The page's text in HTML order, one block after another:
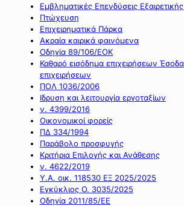
Εμβληματικές Επενδύσεις
Πτώχευση
Επιχειρηματικά Πάρκα
Ακραία καιρικά φαινόμενα
Οδηγία 89/106/ΕΟΚ
Καθαρό εισόδημα επιχειρήσεων Έσοδα
επιχειρήσεων
ΠΟΛ 1036/2006
Ιδρυση και λειτουργία εργοταξίων
ν. 4399/2016
Οικονομικοί φορείς
ΠΔ 334/1994
Παράβολο προσφυγής
Κριτήρια Επιλογής και Ανάθεσης
ν. 4622/2019
Υ.Α. οικ. 118530 ΕΞ 2025/2025
Εγκύκλιος Ο. 3035/2025
Οδηγία 2011/85/ΕΕ